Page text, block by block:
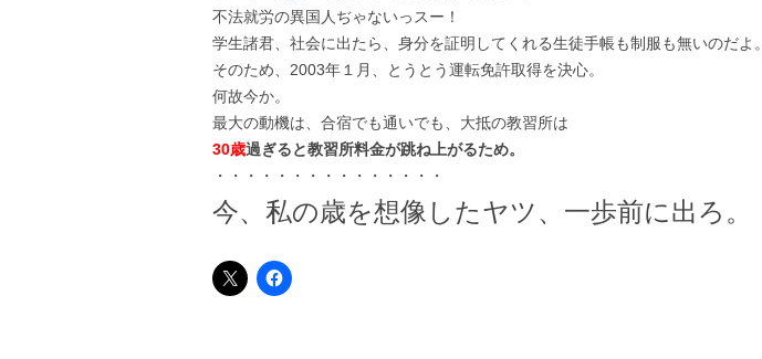
不法就労の異国人ぢゃないっスー！
学生諸君、社会に出たら、身分を証明してくれる生徒手帳も制服も無いのだよ。
そのため、2003年１月、とうとう運転免許取得を決心。
何故今か。
最大の動機は、合宿でも通いでも、大抵の教習所は
30歳過ぎると教習所料金が跳ね上がるため。
・・・・・・・・・・・・・・・
今、私の歳を想像したヤツ、一歩前に出ろ。